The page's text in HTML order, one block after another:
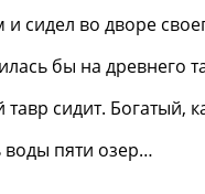
сидел во дворе
бы на
сидит.
воды пяти озер…